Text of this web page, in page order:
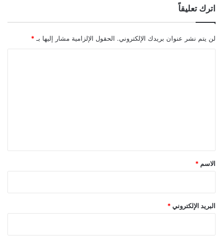
اترك تعليقاً
لن يتم نشر عنوان بريدك الإلكتروني. الحقول الإلزامية مشار إليها بـ *
*
الاسم *
البريد الإلكتروني *